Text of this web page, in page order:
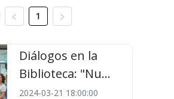
1
Diálogos en la
Biblioteca: "Nu...
2024-03-21 18:00:00